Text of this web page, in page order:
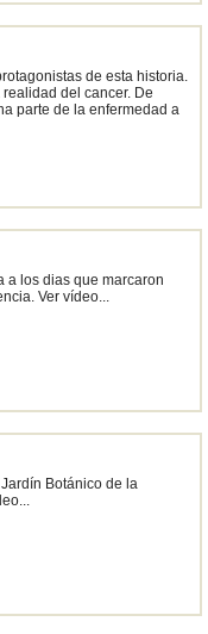
de esta historia.
del cancer. De
parte de la enfermedad a
a los dias que marcaron
Ver vídeo...
Botánico de la